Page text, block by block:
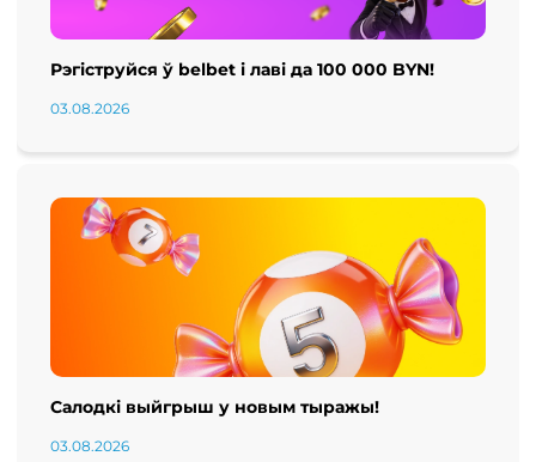
Рэгіструйся ў belbet і лаві да 100 000 BYN!
03.08.2026
Салодкі выйгрыш у новым тыражы!
03.08.2026